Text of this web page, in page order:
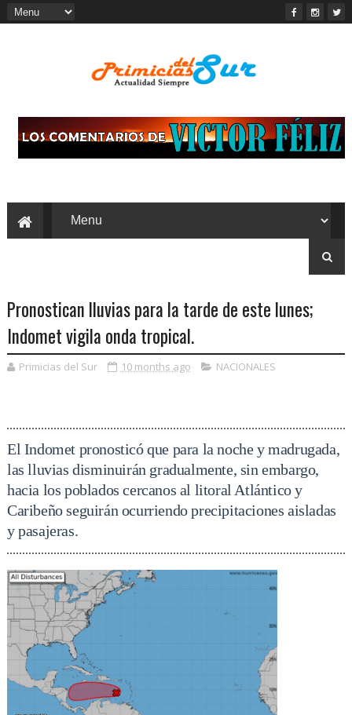
Pronostican lluvias para la tarde de este lunes;
Indomet vigila onda tropical.
Primicias del Sur 10 months ago NACIONALES
El Indomet pronosticó que para la noche y madrugada,
las lluvias disminuirán gradualmente, sin embargo,
hacia los poblados cercanos al litoral Atlántico y
Caribeño seguirán ocurriendo precipitaciones aisladas
y pasajeras.